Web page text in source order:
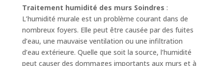
Traitement humidité des murs Soindres :
L’humidité murale est un problème courant dans de
nombreux foyers. Elle peut être causée par des fuites
d’eau, une mauvaise ventilation ou une infiltration
d’eau extérieure. Quelle que soit la source, l’humidité
peut causer des dommages importants aux murs et à